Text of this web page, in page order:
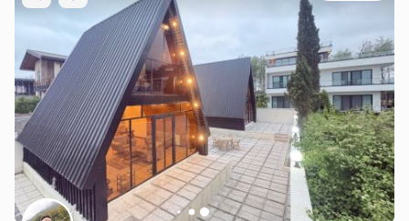
6.8 میلیون ت 4.9